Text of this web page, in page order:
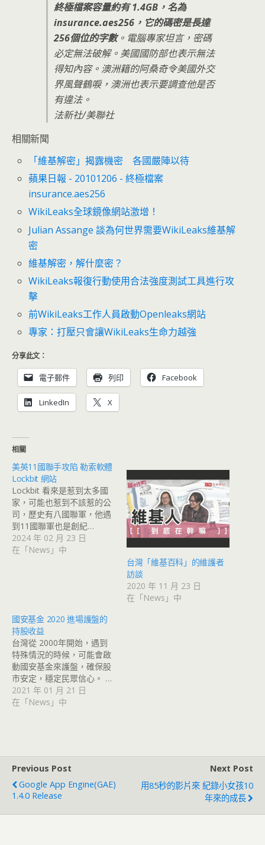
終極檔案容量約有 1.4GB，名為
insurance.aes256，它的碼密是長達
256個位的字數。電腦專家坦言，密碼
必定無法破解。美國國防部也表示無法
得知內容。澳洲籍的阿桑奇令美國外交
界風聲鶴唳，澳洲也表示要調查他是否
有違法。
法新社/美聯社
相關新聞
「維基解密」揭露機密 各國嚴陣以待
蘋果日報 - 20101206 - 終極檔案
insurance.aes256
WikiLeaks全球鏡像網站激增！
Julian Assange 談為何世界需要WikiLeaks維基解
密
維基解密，解什麼密？
WikiLeaks報復行動使用合法強度測試工具進行攻
擊
前WikiLeaks工作人員啟動Openleaks網站
專家：打壓只會讓WikiLeaks生命力越強
分享此文：
電子郵件 列印 Facebook
LinkedIn X
相關
美英11國聯手攻陷 勒索軟體
Lockbit 網站
Lockbit 看來是惹到太多國
家，可能也惹到不該惹的公
司，歷史有八國聯軍，他遇
到11國聯軍也是創紀…
2024 年 02 月 23 日
在「News」中
台灣「維基百科」的維護者
訪談
2020 年 11 月 23 日
在「News」中
國安基金 2020 進場護盤的
持股收益
台灣從 2000年開始，遇到
特殊情況的時候，可能會啟
動國安基金來護盤，確保股
市安定，穩定民眾信心。 …
2021 年 01 月 21 日
在「News」中
Previous Post
Google App Engine(GAE)
1.4.0 Release
Next Post
用85秒的影片來 紀錄小女孩10
年來的成長